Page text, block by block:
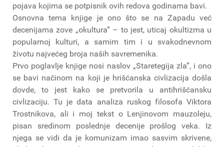
pojava kojima se potpisnik ovih redova godinama bavi.
Osnovna tema knjige je ono što se na Zapadu već
decenijama zove „okultura” – to jest, uticaj okultizma u
popularnoj kulturi, a samim tim i u svakodnevnom
životu najvećeg broja naših savremenika.
Prvo poglavlje knjige nosi naslov „Staretegija zla”, i ono
se bavi načinom na koji je hrišćanska civlizacija došla
dovde, to jest kako se pretvorila u antihrišćansku
civlizaciju. Tu je data analiza ruskog filosofa Viktora
Trostnikova, ali i moj tekst o Lenjinovom mauzoleju,
pisan sredinom poslednje decenije prošlog veka. Iz
njega se vidi da je komunizam imao sasvim skrivene,